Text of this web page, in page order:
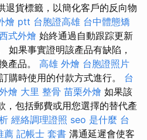
退貨標籤，以簡化客戶的反向物
燴 ptt 台胞證高雄 台中體態矯
式外燴 始終通過自動跟踪更新
如果事實證明該產品有缺陷，
產品。 高雄 外燴 台胞證照片
購時使用的付款方式進行。 台
燴 大里 整骨 苗栗外燴 如果該
，包括郵費或用您選擇的替代產
經絡調理證照 seo 是什麼 台
薦 記帳士 套書 溝通延遲會使客